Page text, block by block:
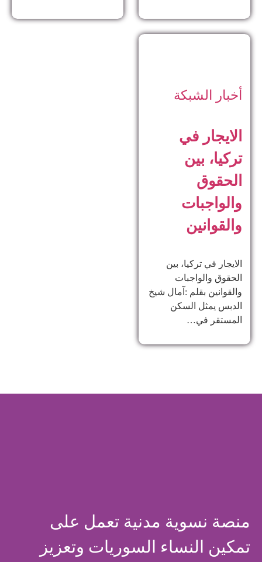
أخبار الشبكة
الايجار في
تركيا، بين
الحقوق
والواجبات
والقوانين
الايجار في تركيا، بين
الحقوق والواجبات
والقوانين بقلم :آمال شيخ
الدبس يمثل السكن
المستقر في…
منصة نسوية مدنية تعمل على
تمكين النساء السوريات وتعزيز